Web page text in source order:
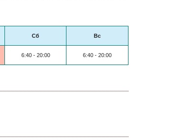
Сб Вс
6:40 - 20:00 6:40 - 20:00